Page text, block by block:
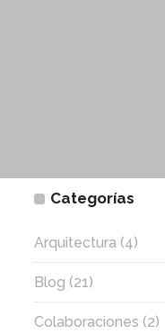
Categorías
Arquitectura (4)
Blog (21)
Colaboraciones (2)